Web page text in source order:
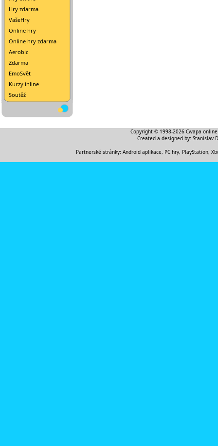
Hry zdarma
VašeHry
Online hry
Online hry zdarma
Aerobic
Zdarma
EmoSvět
Kurzy inline
Soutěž
Copyright © 1998-2026 Cwapa
Created a designed by: Stanislav
Partnerské stránky: Android aplikace, PC hry, PlayStation,